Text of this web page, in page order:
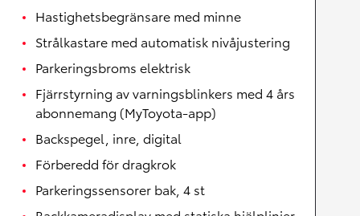
Hastighetsbegränsare med minne
Strålkastare med automatisk nivåjustering
Parkeringsbroms elektrisk
Fjärrstyrning av varningsblinkers med 4 års
abonnemang (MyToyota-app)
Backspegel, inre, digital
Förberedd för dragkrok
Parkeringssensorer bak, 4 st